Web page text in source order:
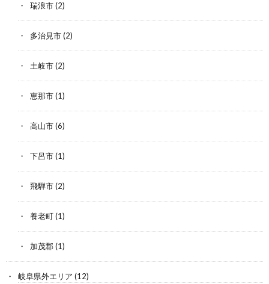
瑞浪市(2)
多治見市(2)
土岐市(2)
恵那市(1)
高山市(6)
下呂市(1)
飛騨市(2)
養老町(1)
加茂郡(1)
岐阜県外エリア (12)